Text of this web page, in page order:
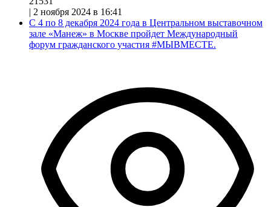
| 2 ноября 2024 в 16:41
С 4 по 8 декабря 2024 года в Центральном выставочном
зале «Манеж» в Москве пройдет Международный
форум гражданского участия #МЫВМЕСТЕ.